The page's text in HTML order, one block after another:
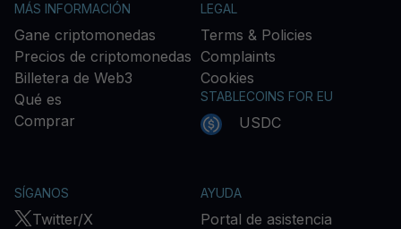
MÁS INFORMACIÓN
Gane criptomonedas
Precios de criptomonedas
Billetera de Web3
Qué es
Comprar
LEGAL
Terms & Policies
Complaints
Cookies
STABLECOINS FOR EU
USDC
SÍGANOS
Twitter/X
AYUDA
Portal de asistencia